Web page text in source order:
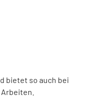
bietet so auch bei